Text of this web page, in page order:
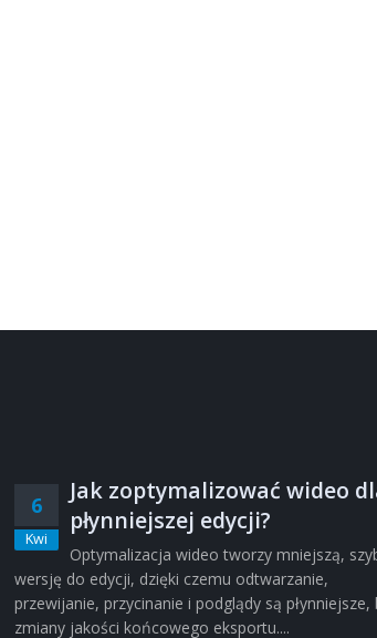
6
Kwi
Jak zoptymalizować wideo
płynniejszej edycji?
Optymalizacja wideo tworzy mniejszą,
wersję do edycji, dzięki czemu odtwarzanie,
przewijanie, przycinanie i podglądy są płynniejsze,
zmiany jakości końcowego eksportu....